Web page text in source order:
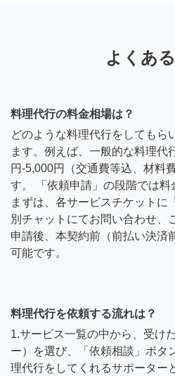
よくあ
料理代行の料金相場は？
どのような料理代行をしてもら
ます。例えば、一般的な料理代
円-5,000円（交通費等込、材料
す。 「依頼申請」の段階では料
まずは、各サービスチケットに
別チャットにてお問い合わせ
申請後、本契約前（前払い決済
可能です。
料理代行を依頼する流れは？
1.サービス一覧の中から、受け
ー）を選び、「依頼相談」ボタ
理代行をしてくれるサポーター